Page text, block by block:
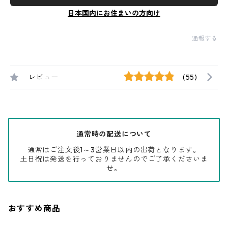
日本国内にお住まいの方向け
通報する
レビュー (55)
通常時の配送について
通常はご注文後1～3営業日以内の出荷となります。
土日祝は発送を行っておりませんのでご了承くださいま
せ。
おすすめ商品